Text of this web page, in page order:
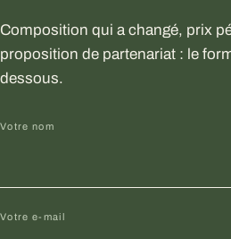
Composition qui a changé, prix
proposition de partenariat : le
dessous.
Votre nom
Votre e-mail